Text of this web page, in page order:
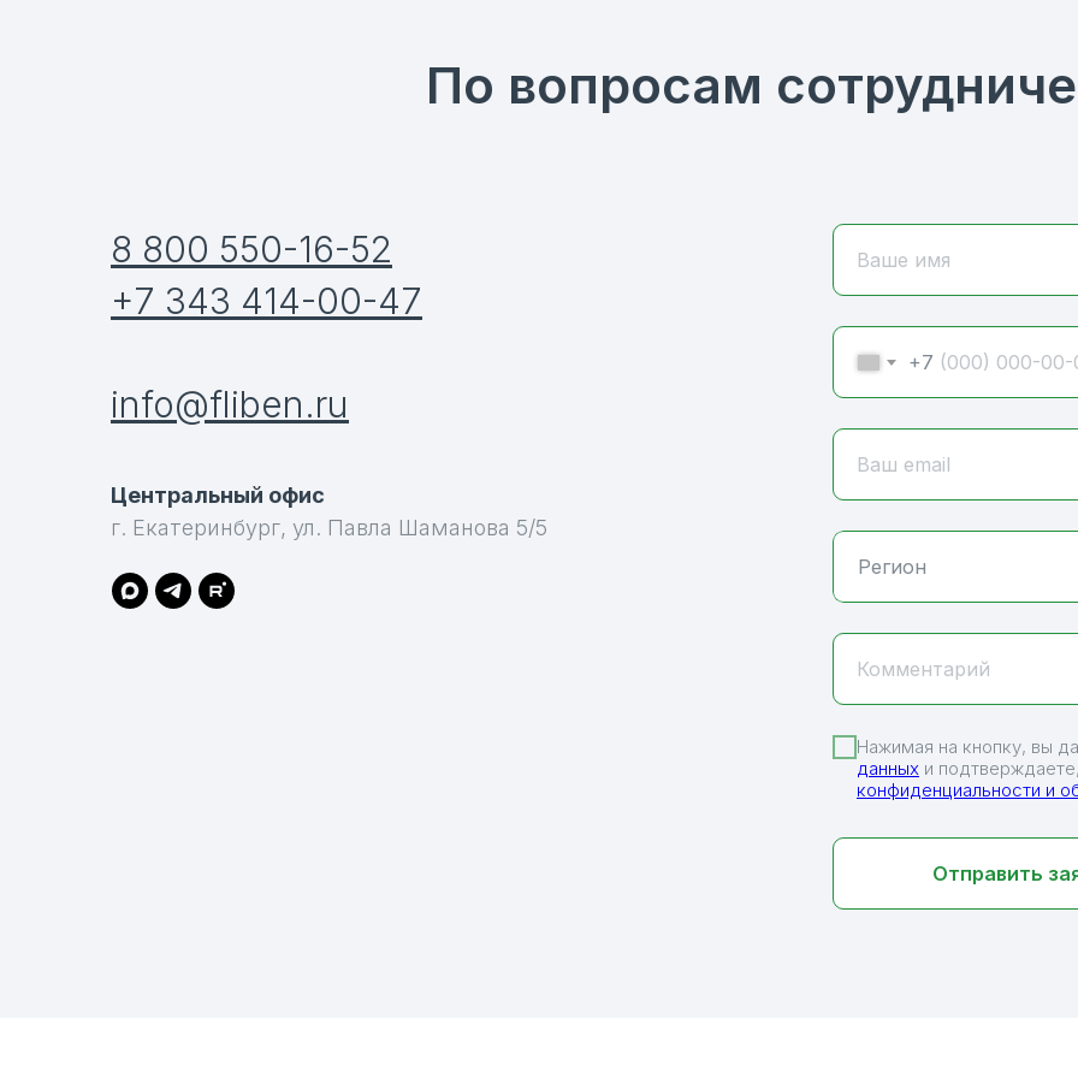
По вопросам
8 800 550-16-52
+7 343 414-00-47
info@fliben.ru
Центральный офис
г. Екатеринбург, ул. Павла Шаманова 5/5
Ваше имя
+7
Ваш email
Комментарий
Нажимая на кнопку, вы
данных и
конфиденциальности и
Отправить